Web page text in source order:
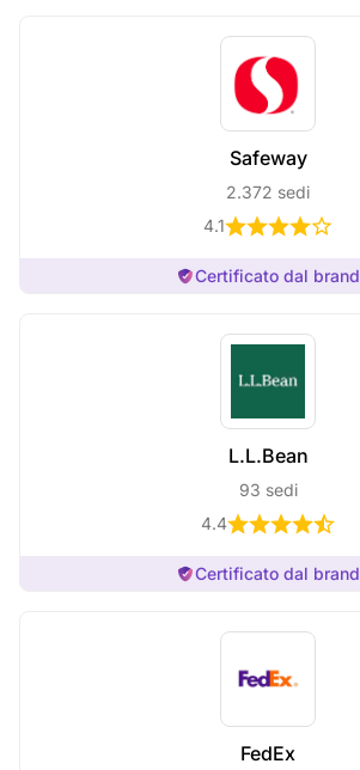
Safeway
2.372 sedi
4.1
Certificato dal brand
L.L.Bean
93 sedi
4.4
Certificato dal brand
FedEx